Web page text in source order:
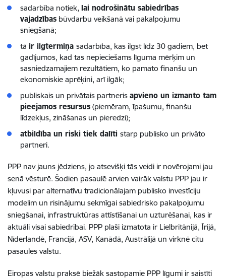
sadarbība notiek, lai nodrošinātu sabiedrības
vajadzības būvdarbu veikšanā vai pakalpojumu
sniegšanā;
tā ir ilgtermiņa sadarbība, kas ilgst līdz 30 gadiem, bet
gadījumos, kad tas nepieciešams līguma mērķim un
sasniedzamajiem rezultātiem, ko pamato finanšu un
ekonomiskie aprēķini, arī ilgāk;
publiskais un privātais partneris apvieno un izmanto tam
pieejamos resursus (piemēram, īpašumu, finanšu
līdzekļus, zināšanas un pieredzi);
atbildība un riski tiek dalīti starp publisko un privāto
partneri.
PPP nav jauns jēdziens, jo atsevišķi tās veidi ir novērojami jau
senā vēsturē. Šodien pasaulē arvien vairāk valstu PPP jau ir
kļuvusi par alternatīvu tradicionālajam publisko investīciju
modelim un risinājumu sekmīgai sabiedrisko pakalpojumu
sniegšanai, infrastruktūras attīstīšanai un uzturēšanai, kas ir
aktuāli visai sabiedrībai. PPP plaši izmatota ir Lielbritānijā, Īrijā,
Nīderlandē, Francijā, ASV, Kanādā, Austrālijā un virknē citu
pasaules valstu.
Eiropas valstu praksē biežāk sastopamie PPP līgumi ir saistīti